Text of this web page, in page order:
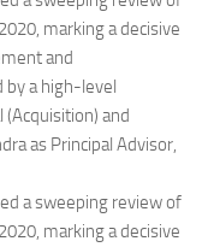
marking a decisive
and
by a high-level
and
as Principal Advisor,
a sweeping review of
marking a decisive